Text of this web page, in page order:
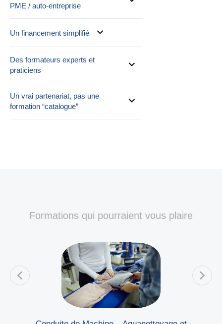
PME / auto-entreprise
Un financement simplifié
Des formateurs experts et
praticiens
Un vrai partenariat, pas une
formation “catalogue”
Formations qui pourraient vous plaire